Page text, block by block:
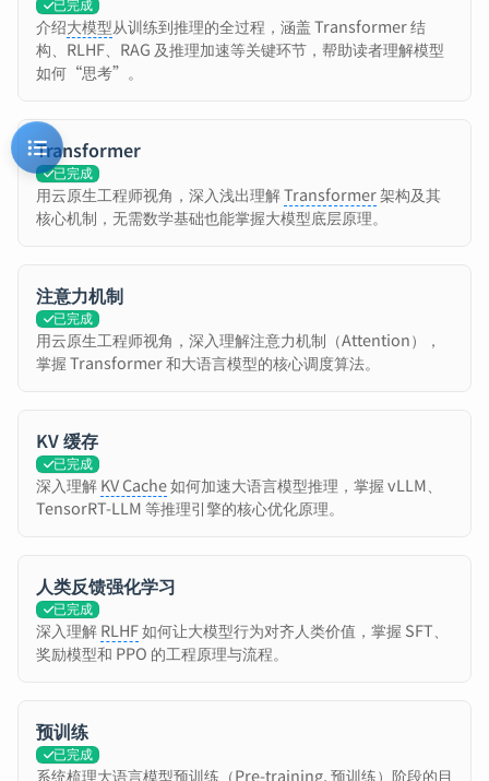
已完成
介绍大模型从训练到推理的全过程，涵盖 Transformer 结
构、RLHF、RAG 及推理加速等关键环节，帮助读者理解模型
如何“思考”。
Transformer
已完成
用云原生工程师视角，深入浅出理解Transformer架构及其
核心机制，无需数学基础也能掌握大模型底层原理。
注意力机制
已完成
用云原生工程师视角，深入理解注意力机制（Attention），
掌握 Transformer 和大语言模型的核心调度算法。
KV 缓存
已完成
深入理解KV Cache如何加速大语言模型推理，掌握 vLLM、
TensorRT-LLM 等推理引擎的核心优化原理。
人类反馈强化学习
已完成
深入理解RLHF如何让大模型行为对齐人类价值，掌握 SFT、
奖励模型和 PPO 的工程原理与流程。
预训练
已完成
系统梳理大语言模型预训练（Pre-training, 预训练）阶段的目